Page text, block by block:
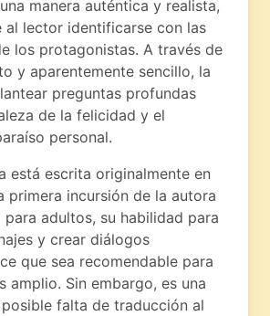
manera auténtica y realista,
al lector identificarse con las
los protagonistas. A través de
y aparentemente sencillo, la
preguntas profundas
de la felicidad y el
personal.
está escrita originalmente en
primera incursión de la autora
adultos, su habilidad para
y crear diálogos
que sea recomendable para
amplio. Sin embargo, es una
falta de traducción al